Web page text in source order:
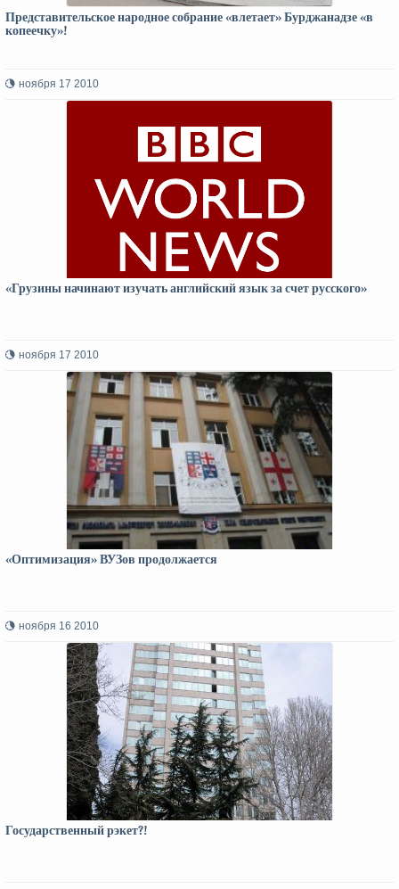
Представительское народное собрание «влетает» Бурджанадзе «в
копеечку»!
ноября 17 2010
«Грузины начинают изучать английский язык за счет русского»
ноября 17 2010
«Оптимизация» ВУЗов продолжается
ноября 16 2010
Государственный рэкет?!